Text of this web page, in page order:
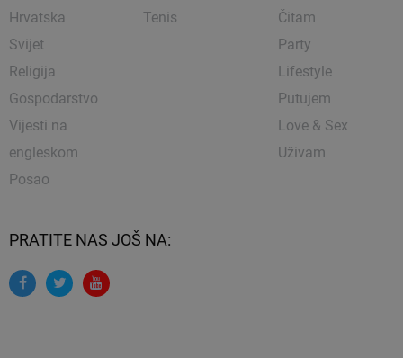
Hrvatska
Svijet
Religija
Gospodarstvo
Vijesti na
engleskom
Posao
Tenis
Čitam
Party
Lifestyle
Putujem
Love & Sex
Uživam
PRATITE NAS JOŠ NA: